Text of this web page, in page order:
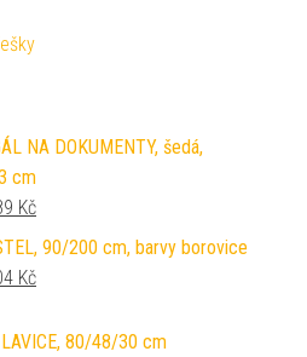
NA DOKUMENTY, šedá,
cm
cena byla: 3 399 Kč.
KčAktuální cena je: 2 889 Kč.
90/200 cm, barvy borovice
cena byla: 5 299 Kč.
KčAktuální cena je: 4 504 Kč.
80/48/30 cm